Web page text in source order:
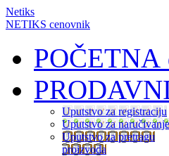
Netiks
NETIKS cenovnik
POČETNA
Uputstvo za registraciju
Uputstvo za naručivanje
Uputstvo za pretragu
proizvoda